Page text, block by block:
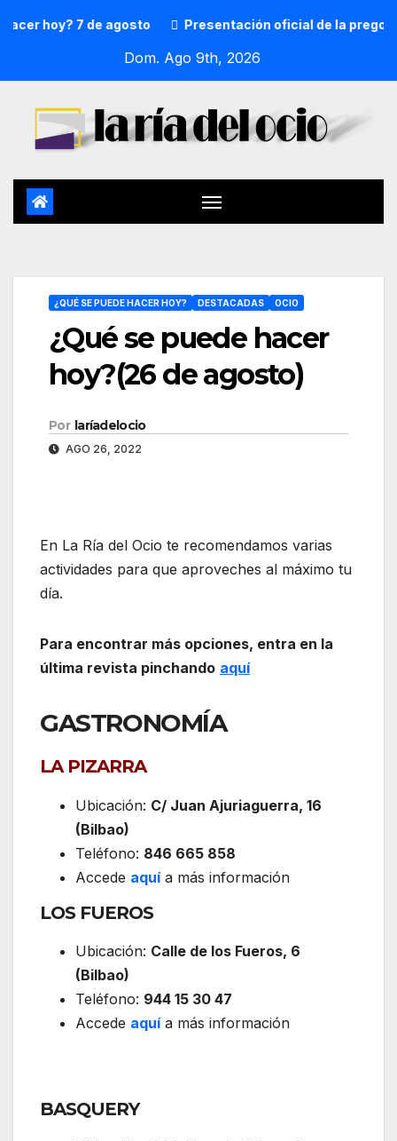
hoy? 7 de agosto Presentación oficial de la pregonera
Dom. Ago 9th, 2026
¿QUÉ SE PUEDE HACER HOY? DESTACADAS OCIO
¿Qué se puede hacer
hoy?(26 de agosto)
Por laríadelocio
AGO 26, 2022
En La Ría del Ocio te recomendamos varias
actividades para que aproveches al máximo tu
día.
Para encontrar más opciones, entra en la
última revista pinchando aquí
GASTRONOMÍA
LA PIZARRA
Ubicación: C/ Juan Ajuriaguerra, 16
(Bilbao)
Teléfono: 846 665 858
Accede aquí a más información
LOS FUEROS
Ubicación: Calle de los Fueros, 6
(Bilbao)
Teléfono: 944 15 30 47
Accede aquí a más información
BASQUERY